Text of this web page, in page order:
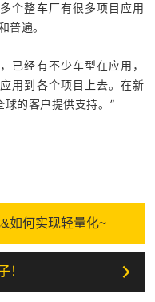
个整车厂有很多项目应用
普遍。
已经有不少车型在应用，
用到各个项目上去。在新
的客户提供支持。”
如何实现轻量化~
！